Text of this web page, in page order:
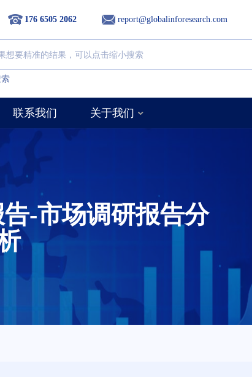
176 6505 2062 report@globalinforesearch.com
联系我们 关于我们
-市场调研报告分